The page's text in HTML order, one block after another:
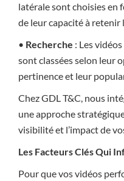
latérale sont choisies en
de leur capacité à retenir
• Recherche : Les
sont classées selon leur
pertinence et leur
Chez GDL T&C, nous
une approche
visibilité et l’impact de
Les Facteurs Clés Qui
Pour que vos vidéos